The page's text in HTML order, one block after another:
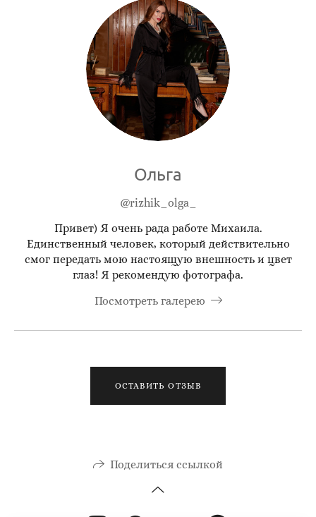
Ольга
@rizhik_olga_
Привет) Я очень рада работе Михаила.
Единственный человек, который действительно
смог передать мою настоящую внешность и цвет
глаз! Я рекомендую фотографа.
Посмотреть галерею
ОСТАВИТЬ ОТЗЫВ
Поделиться ссылкой